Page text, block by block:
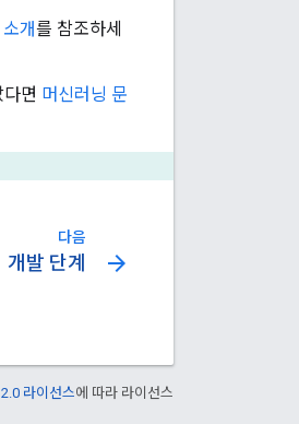
개를 참조하세
면 머신러닝 문
다음
개발 단계 arrow_forward
라이선스에 따라 라이선스